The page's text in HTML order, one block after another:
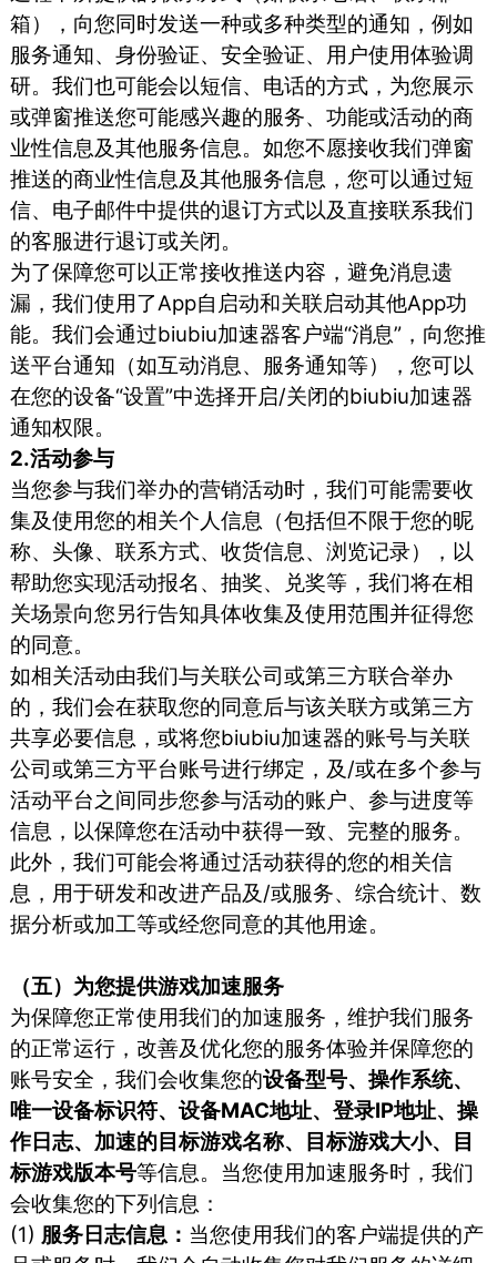
箱），向您同时发送一种或多种类型的通知，例如
服务通知、身份验证、安全验证、用户使用体验调
研。我们也可能会以短信、电话的方式，为您展示
或弹窗推送您可能感兴趣的服务、功能或活动的商
业性信息及其他服务信息。如您不愿接收我们弹窗
推送的商业性信息及其他服务信息，您可以通过短
信、电子邮件中提供的退订方式以及直接联系我们
的客服进行退订或关闭。
为了保障您可以正常接收推送内容，避免消息遗
漏，我们使用了App自启动和关联启动其他App功
能。我们会通过biubiu加速器客户端“消息”，向您推
送平台通知（如互动消息、服务通知等），您可以
在您的设备“设置”中选择开启/关闭的biubiu加速器
通知权限。
2.活动参与
当您参与我们举办的营销活动时，我们可能需要收
集及使用您的相关个人信息（包括但不限于您的昵
称、头像、联系方式、收货信息、浏览记录），以
帮助您实现活动报名、抽奖、兑奖等，我们将在相
关场景向您另行告知具体收集及使用范围并征得您
的同意。
如相关活动由我们与关联公司或第三方联合举办
的，我们会在获取您的同意后与该关联方或第三方
共享必要信息，或将您biubiu加速器的账号与关联
公司或第三方平台账号进行绑定，及/或在多个参与
活动平台之间同步您参与活动的账户、参与进度等
信息，以保障您在活动中获得一致、完整的服务。
此外，我们可能会将通过活动获得的您的相关信
息，用于研发和改进产品及/或服务、综合统计、数
据分析或加工等或经您同意的其他用途。
（五）为您提供游戏加速服务
为保障您正常使用我们的加速服务，维护我们服务
的正常运行，改善及优化您的服务体验并保障您的
账号安全，我们会收集您的设备型号、操作系统、
唯一设备标识符、设备MAC地址、登录IP地址、操
作日志、加速的目标游戏名称、目标游戏大小、目
标游戏版本号等信息。当您使用加速服务时，我们
会收集您的下列信息：
(1) 服务日志信息： 当您使⽤我们的客户端提供的产